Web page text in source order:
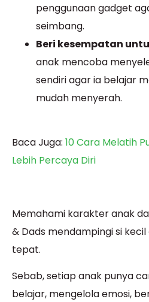
penggunaan gadget
seimbang.
Beri kesempatan
anak mencoba
sendiri agar ia belajar
mudah menyerah.
Baca Juga: 10 Cara Melatih
Lebih Percaya Diri
Memahami karakter anak
& Dads mendampingi si
tepat.
Sebab, setiap anak punya
belajar, mengelola emosi,